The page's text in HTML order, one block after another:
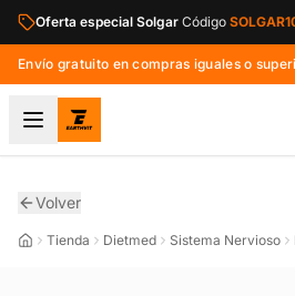
Saltar al contenido principal
Oferta especial Solgar Código
Envío gratuito en compras iguales o
Volver
Tienda Dietmed Sistema Nervioso